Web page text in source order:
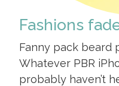
Fashions
Fanny pack beard
Whatever PBR
probably haven’t